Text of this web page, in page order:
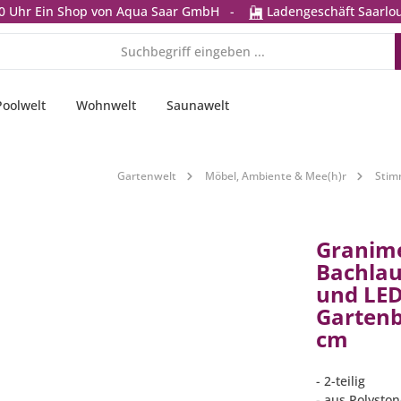
Uhr Ein Shop von Aqua Saar GmbH - Ladengeschäft
Wohnwelt Saunawelt
Gartenwelt Möbel, Ambiente & Mee(h)r
und
cm
- 2-teilig